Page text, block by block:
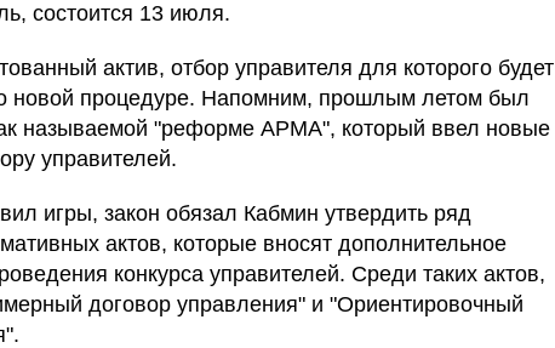
состоится 13 июля.
актив, отбор управителя для которого будет
новой процедуре. Напомним, прошлым летом был
называемой "реформе АРМА", который ввел новые
управителей.
игры, закон обязал Кабмин утвердить ряд
актов, которые вносят дополнительное
конкурса управителей. Среди таких актов,
договор управления" и "Ориентировочный